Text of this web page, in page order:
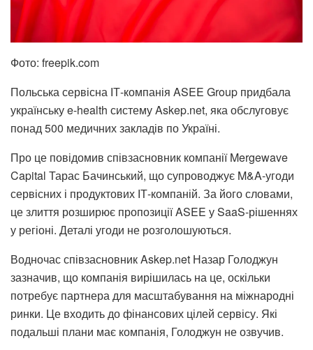
Фото: freepik.com
Польська сервісна ІТ-компанія ASEE Group придбала
українську e-health систему Askep.net, яка обслуговує
понад 500 медичних закладів по Україні.
Про це повідомив співзасновник компанії Mergewave
Capital Тарас Бачинський, що супроводжує M&A-угоди
сервісних і продуктових ІТ-компаній. За його словами,
це злиття розширює пропозиції ASEE у SaaS-рішеннях
у регіоні. Деталі угоди не розголошуються.
Водночас співзасновник Askep.net Назар Голоджун
зазначив, що компанія вирішилась на це, оскільки
потребує партнера для масштабування на міжнародні
ринки. Це входить до фінансових цілей сервісу. Які
подальші плани має компанія, Голоджун не озвучив.